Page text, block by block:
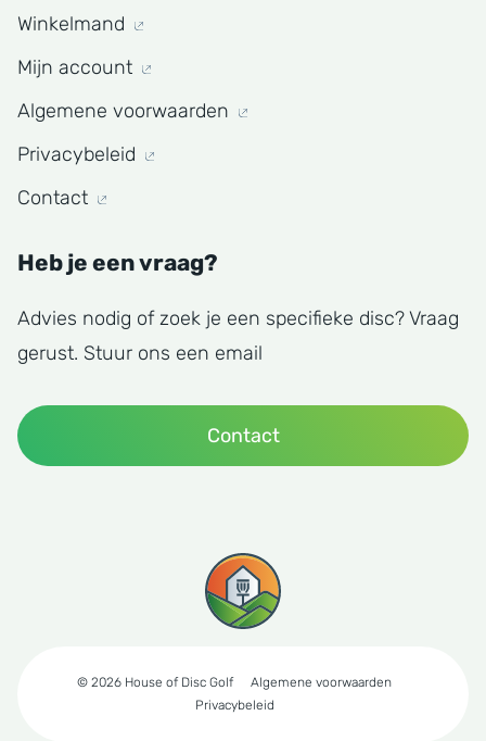
Winkelmand
Mijn account
Algemene voorwaarden
Privacybeleid
Contact
Heb je een vraag?
Advies nodig of zoek je een specifieke disc? Vraag
gerust. Stuur ons een email
Contact
© 2026 House of Disc Golf
Algemene voorwaarden
Privacybeleid